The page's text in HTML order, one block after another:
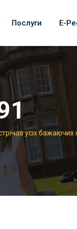
Послуги Е-
усіх бажаючих